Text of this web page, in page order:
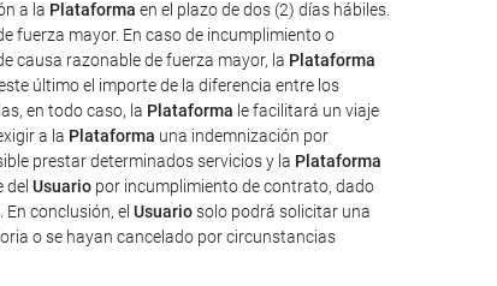
a la Plataforma en el plazo de dos (2) días hábiles.
fuerza mayor. En caso de incumplimiento o
causa razonable de fuerza mayor, la Plataforma
último el importe de la diferencia entre los
en todo caso, la Plataforma le facilitará un viaje
a la Plataforma una indemnización por
prestar determinados servicios y la Plataforma
del Usuario por incumplimiento de contrato, dado
conclusión, el Usuariosolo podrá solicitar una
o se hayan cancelado por circunstancias